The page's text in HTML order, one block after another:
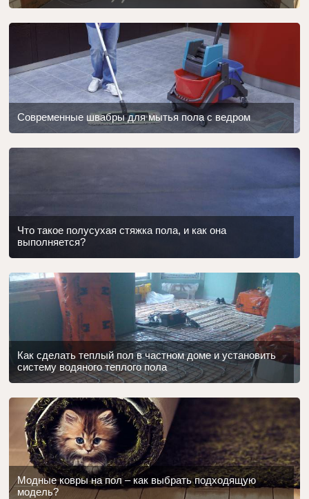
Современные швабры для мытья пола с ведром
Что такое полусухая стяжка пола, и как она
выполняется?
Как сделать теплый пол в частном доме и установить
систему водяного теплого пола
Модные ковры на пол – как выбрать подходящую
модель?